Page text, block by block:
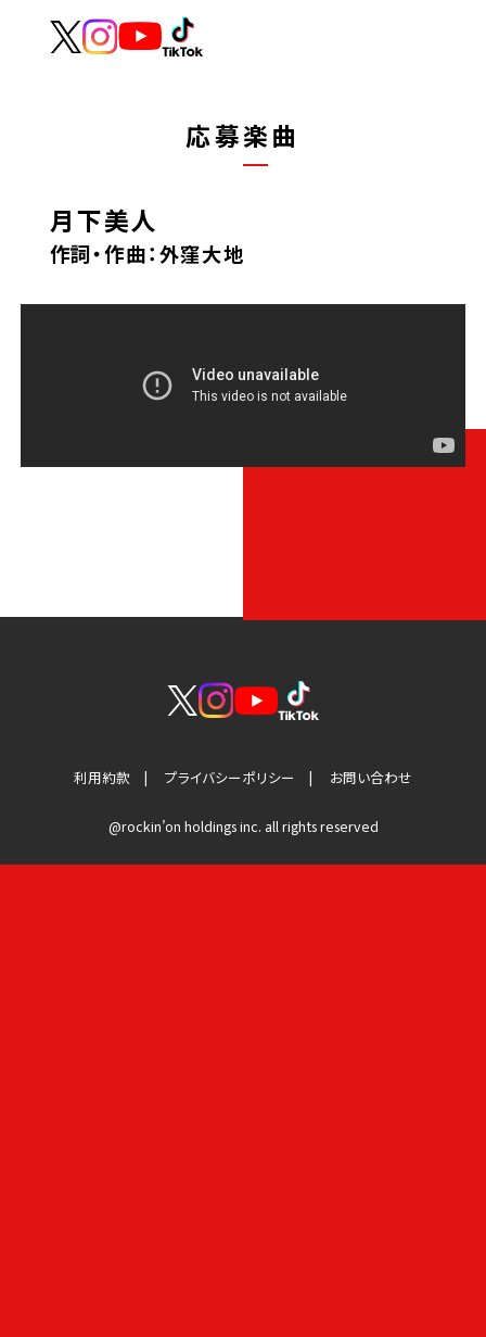
応募楽曲
月下美人
作詞・作曲：外窪大地
利用約款 プライバシーポリシー お問い合わせ
@rockin’on holdings inc. all rights reserved